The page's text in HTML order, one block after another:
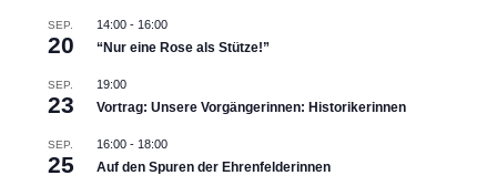
SEP.
20
14:00- 16:00
“Nur eine Rose als Stütze!”
SEP.
23
19:00
Vortrag: Unsere Vorgängerinnen: Historikerinnen
SEP.
25
16:00- 18:00
Auf den Spuren der Ehrenfelderinnen